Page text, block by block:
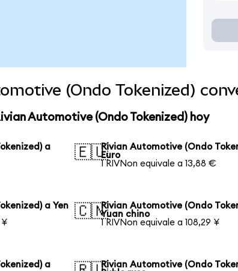
(Ondo Tokenized)
Automotive (Ondo Tokenized) hoy
a
🇪🇺Rivian Automotive (Ondo
Euro
1 RIVNon equivale a 13,88 €
a Yen
¥
🇨🇳Rivian Automotive (Ondo
Yuan chino
1 RIVNon equivale a 108,29 ¥
a
Rivian Automotive (Ondo